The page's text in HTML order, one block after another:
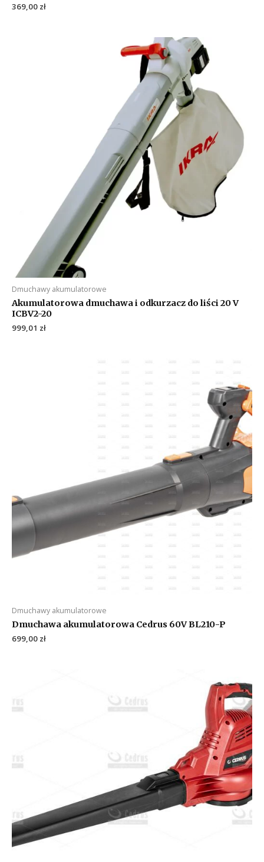
369,00 zł
Dmuchawy akumulatorowe
Akumulatorowa dmuchawa i odkurzacz do liści 20 V
ICBV2-20
999,01 zł
Dmuchawy akumulatorowe
Dmuchawa akumulatorowa Cedrus 60V BL210-P
699,00 zł